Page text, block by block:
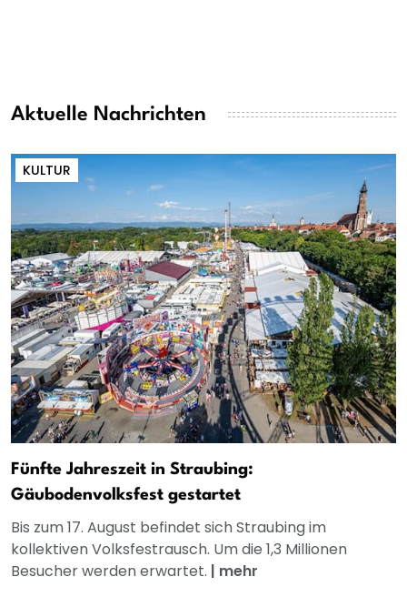
Aktuelle Nachrichten
KULTUR
Fünfte Jahreszeit in Straubing:
Gäubodenvolksfest gestartet
Bis zum 17. August befindet sich Straubing im
kollektiven Volksfestrausch. Um die 1,3 Millionen
Besucher werden erwartet. | mehr